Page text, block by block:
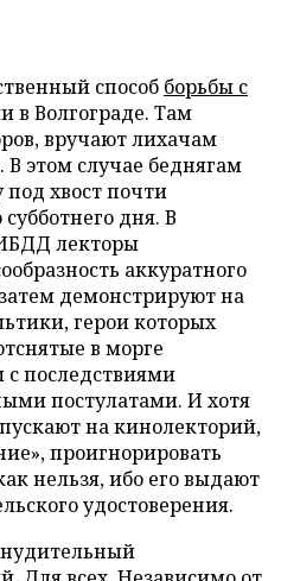
способ борьбы с
в Волгограде. Там
вручают лихачам
этом случае беднягам
под хвост почти
дня. В
лекторы
аккуратного
демонстрируют на
герои которых
в морге
последствиями
постулатами. И хотя
на кинолекторий,
проигнорировать
нельзя, ибо его выдают
удостоверения.